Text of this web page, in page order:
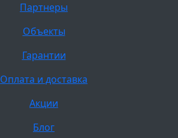
Партнеры
Объекты
Гарантии
Оплата и доставка
Акции
Блог